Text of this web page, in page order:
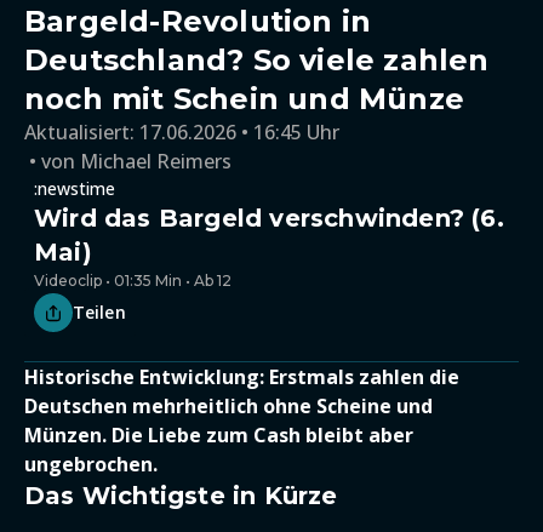
Bargeld-Revolution in
Deutschland? So viele zahlen
noch mit Schein und Münze
Aktualisiert: 17.06.2026 • 16:45 Uhr
von Michael Reimers
:newstime
Wird das Bargeld verschwinden? (6.
Mai)
Videoclip • 01:35 Min • Ab 12
Teilen
Historische Entwicklung: Erstmals zahlen die
Deutschen mehrheitlich ohne Scheine und
Münzen. Die Liebe zum Cash bleibt aber
ungebrochen.
Das Wichtigste in Kürze